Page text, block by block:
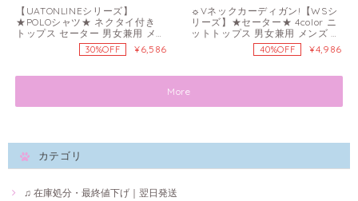
【UATONLINEシリーズ】
★POLOシャツ★ ネクタイ付き
トップス セーター 男女兼用 メン
ズ フェイクレイヤード チェック
柄 ネイビー 青 30%OFF ¥6,586
☼Vネックカーディガン!【WSシ
リーズ】★セーター★ 4color ニ
ットトップス 男女兼用 メンズ 大
40%OFF ¥4,986
More
カテゴリ
♫ 在庫処分・最終値下げ｜翌日発送